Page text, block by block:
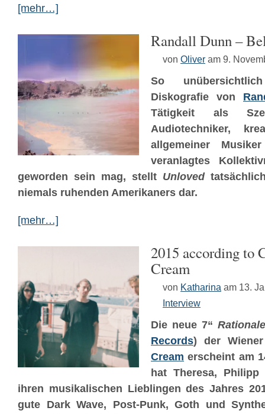
[mehr…]
Randall Dunn –
von Oliver am 9.
So
Diskografie von
Tätigkeit als
Audiotechniker,
allgemeiner
veranlagtes
geworden sein mag, stellt Unloved
niemals ruhenden Amerikaners dar.
[mehr…]
2015 according to
Cream
von Katharina am 13.
Interview
Die neue 7“
Records) der
Cream erscheint am
hat Theresa,
ihren musikalischen Lieblingen des Jahres
gute Dark Wave, Post-Punk, Goth und